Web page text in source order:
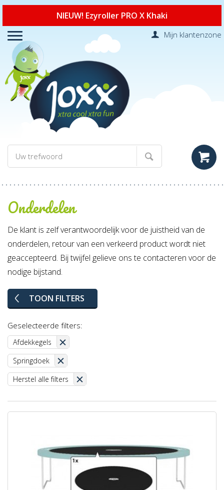
NIEUW! Ezyroller PRO X Khaki
Mijn klantenzone
Onderdelen
De klant is zelf verantwoordelijk voor de juistheid van de
onderdelen, retour van een verkeerd product wordt niet
geaccepteerd. Bij twijfel gelieve ons te contacteren voor de
nodige bijstand.
TOON FILTERS
Geselecteerde filters:
Afdekkegels
Springdoek
Herstel alle filters